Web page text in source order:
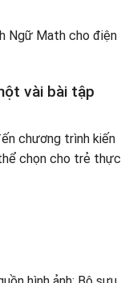
Ngữ Math cho điện
vài bài tập
chương trình kiến
chọn cho trẻ thực